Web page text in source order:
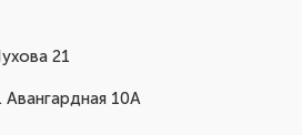
21
10А